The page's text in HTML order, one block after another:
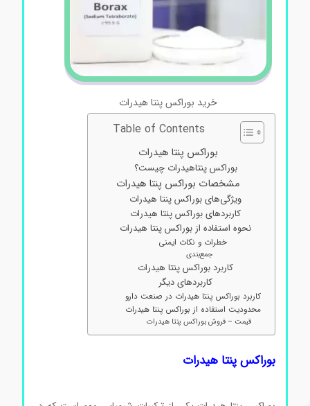
خرید بوراکس پنتا هیدرات
Table of Contents
بوراکس پنتا هیدرات
بوراکس پنتاهیدرات چیست؟
مشخصات بوراکس پنتا هیدرات
ویژگی‌های بوراکس پنتا هیدرات
کاربردهای بوراکس پنتا هیدرات
نحوه استفاده از بوراکس پنتا هیدرات
خطرات و نکات ایمنی
جمع‌بندی
کاربرد بوراکس پنتا هیدرات
کاربردهای دیگر
کاربرد بوراکس پنتا هیدرات در صنعت دارو
محدودیت استفاده از بوراکس پنتا هیدرات
قیمت – فروش بوراکس پنتا هیدرات
بوراکس پنتا هیدرات